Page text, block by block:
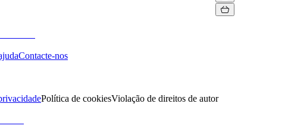
Contacte-nos
Política de cookiesViolação de direitos de autor